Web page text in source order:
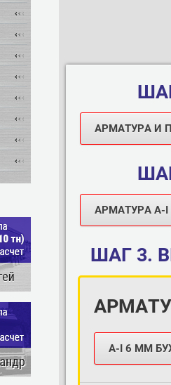
АРМАТУРА И
АРМАТУРА A-I
ШАГ 3.
А-I 6 ММ